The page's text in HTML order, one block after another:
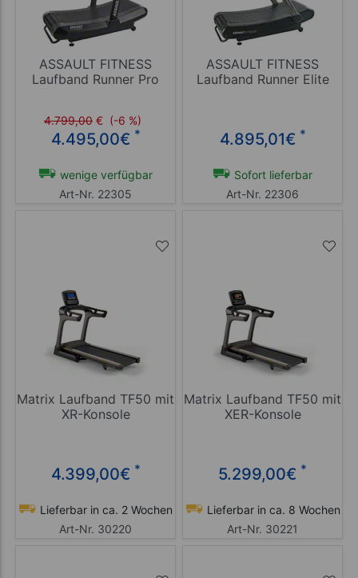
ASSAULT FITNESS
Laufband Runner Pro
4.799,00 € (-6 %)
4.495,00€ *
wenige verfügbar
Art-Nr. 22305
ASSAULT FITNESS
Laufband Runner Elite
4.895,01€ *
Sofort lieferbar
Art-Nr. 22306
Matrix Laufband TF50 mit
XR-Konsole
4.399,00€ *
Lieferbar in ca. 2 Wochen
Art-Nr. 30220
Matrix Laufband TF50 mit
XER-Konsole
5.299,00€ *
Lieferbar in ca. 8 Wochen
Art-Nr. 30221